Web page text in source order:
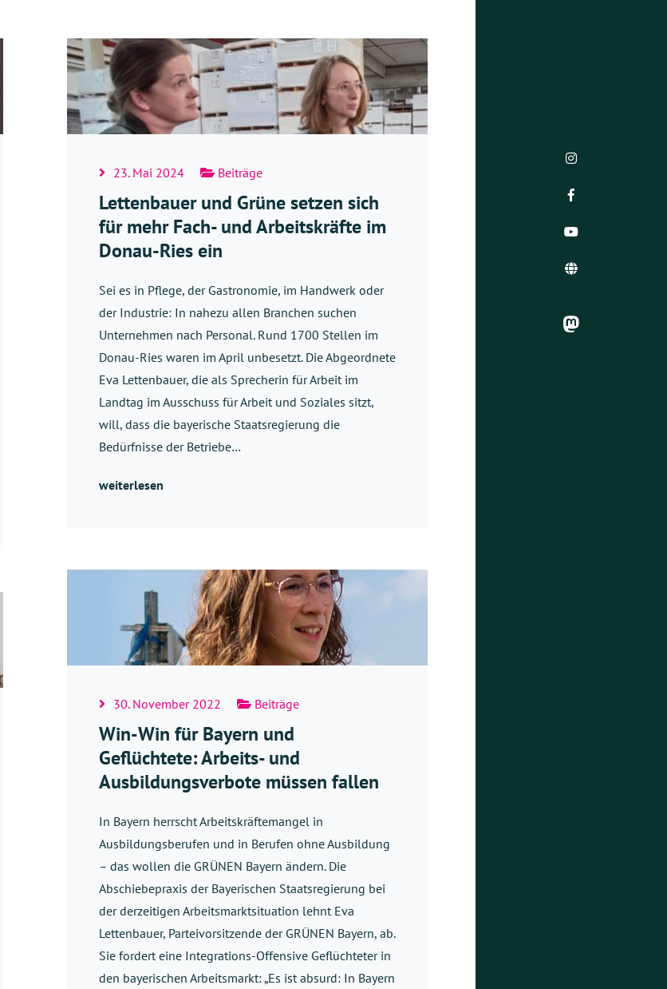
23. Mai 2024 Beiträge
Lettenbauer und Grüne setzen sich
für mehr Fach- und Arbeitskräfte im
Donau-Ries ein
Sei es in Pflege, der Gastronomie, im Handwerk oder
der Industrie: In nahezu allen Branchen suchen
Unternehmen nach Personal. Rund 1700 Stellen im
Donau-Ries waren im April unbesetzt. Die Abgeordnete
Eva Lettenbauer, die als Sprecherin für Arbeit im
Landtag im Ausschuss für Arbeit und Soziales sitzt,
will, dass die bayerische Staatsregierung die
Bedürfnisse der Betriebe…
weiterlesen
30. November 2022 Beiträge
Win-Win für Bayern und
Geflüchtete: Arbeits- und
Ausbildungsverbote müssen fallen
In Bayern herrscht Arbeitskräftemangel in
Ausbildungsberufen und in Berufen ohne Ausbildung
– das wollen die GRÜNEN Bayern ändern. Die
Abschiebepraxis der Bayerischen Staatsregierung bei
der derzeitigen Arbeitsmarktsituation lehnt Eva
Lettenbauer, Parteivorsitzende der GRÜNEN Bayern, ab.
Sie fordert eine Integrations-Offensive Geflüchteter in
den bayerischen Arbeitsmarkt: „Es ist absurd: In Bayern